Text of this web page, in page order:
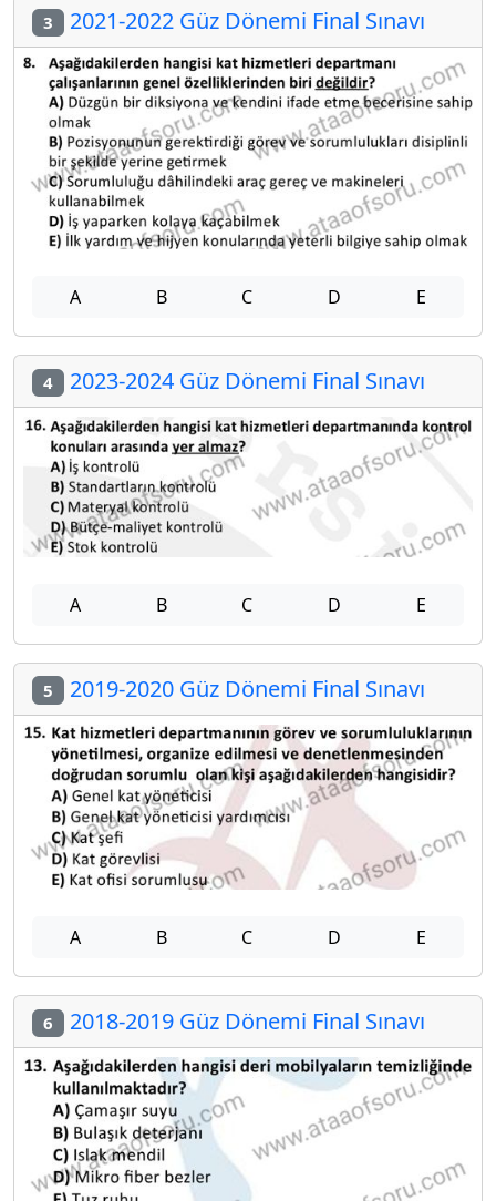
3 2021-2022 Güz Dönemi Final Sınavı
A B C D E
4 2023-2024 Güz Dönemi Final Sınavı
A B C D E
5 2019-2020 Güz Dönemi Final Sınavı
A B C D E
6 2018-2019 Güz Dönemi Final Sınavı